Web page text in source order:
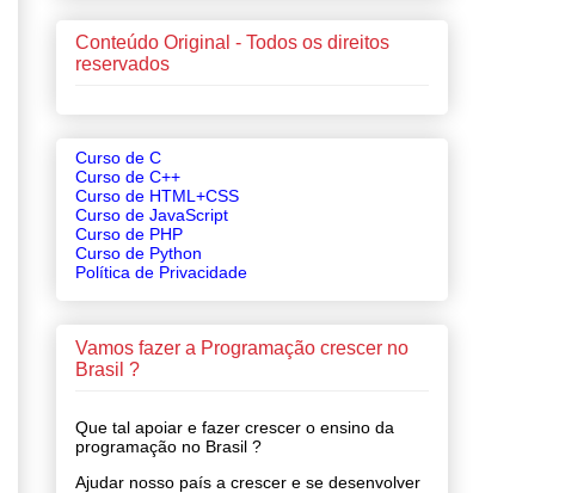
Conteúdo Original - Todos os direitos
reservados
Curso de C
Curso de C++
Curso de HTML+CSS
Curso de JavaScript
Curso de PHP
Curso de Python
Política de Privacidade
Vamos fazer a Programação crescer no
Brasil ?
Que tal apoiar e fazer crescer o ensino da
programação no Brasil ?
Ajudar nosso país a crescer e se desenvolver